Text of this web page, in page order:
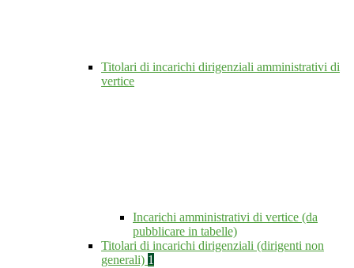
Titolari di incarichi dirigenziali amministrativi di
vertice
Incarichi amministrativi di vertice (da
pubblicare in tabelle)
Titolari di incarichi dirigenziali (dirigenti non
generali) 1